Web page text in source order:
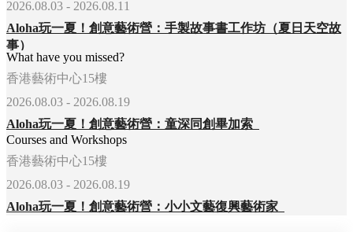
2026.08.03 - 2026.08.11
Aloha玩一夏！創意藝術營：手製故事書工作坊（夏日天空故
What have you missed?
香港藝術中心15樓
2026.08.03 - 2026.08.19
Aloha玩一夏！創意藝術營：童深同創畢加索
Courses and Workshops
香港藝術中心15樓
2026.08.03 - 2026.08.19
Aloha玩一夏！創意藝術營：小小文藝復興藝術家